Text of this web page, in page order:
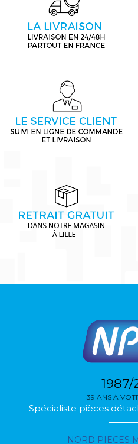
1987/
39 ANS À
Spécialiste pièces
NORD PIECES